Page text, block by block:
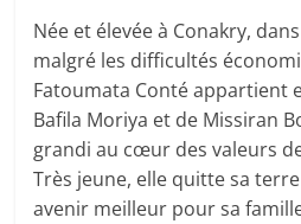
Née et élevée à Conakry,
malgré les difficultés
Fatoumata Conté appartient
Bafila Moriya et de Missiran
grandi au cœur des valeurs
Très jeune, elle quitte sa
avenir meilleur pour sa